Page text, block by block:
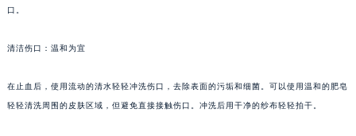
口。
清洁伤口：温和为宜
在止血后，使用流动的清水轻轻冲洗伤口，去除表面的污垢和细菌。可以使用温和的肥皂
轻轻清洗周围的皮肤区域，但避免直接接触伤口。冲洗后用干净的纱布轻轻拍干。